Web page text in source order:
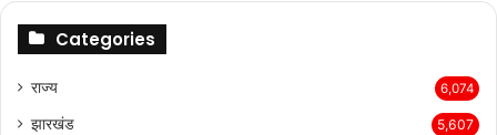
Categories
राज्‍य 6,074
झारखंड 5,607